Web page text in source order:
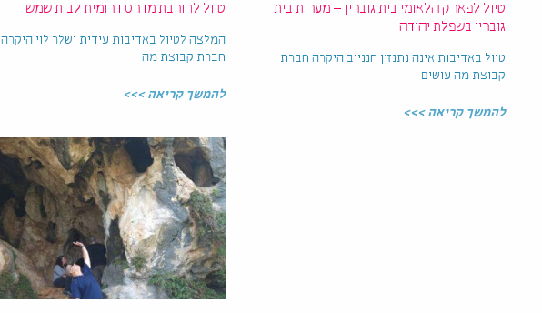
טיול לפארק הלאומי בית גוברין – מערות בית
גוברין בשפלת יהודה
טיול באדיבות אינה נתנזון חננייב היקרה חברת
קבוצת מה עושים
להמשך קריאה >>>
טיול לחורבת מדרס דרומית לבית שמש
המלצה לטיול באדיבות עידית ושלר לוי היקרה
חברת קבוצת מה
להמשך קריאה >>>